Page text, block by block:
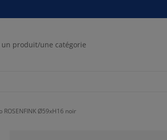
ROSENFINK Ø59xH16 noir